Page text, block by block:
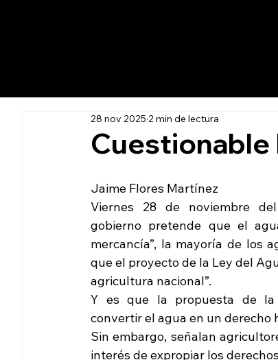
Cuestionable
28 nov 2025 2 min de lectura
Jaime Flores Martínez
Viernes 28 de noviembre
gobierno pretende que el
mercancía”, la mayoría de los
que el proyecto de la Ley del
agricultura nacional”.
Y es que la propuesta de la
convertir el agua en un derecho
Sin embargo, señalan
interés de expropiar los